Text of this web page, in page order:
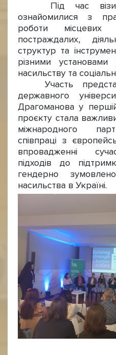
Під час
ознайомилися з
роботи місцевих
постраждалих,
структур та
різними установами
насильству та
Участь
державного
Драгоманова у першій
проєкту стала
міжнародного
співпраці з
впровадженні
підходів до
гендерно
насильства в Україні.